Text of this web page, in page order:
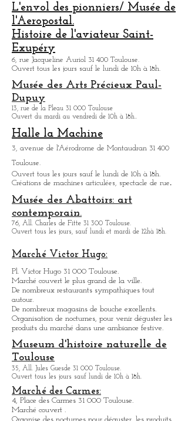
La Basilique funéraire de Saint-Pierre-
des-Cuisines:
12, place Saint-Pierre 31 000 Toulouse.
L'envol des pionniers/ Musée de
l'Aeropostal.
Histoire de l'aviateur Saint-
Exupéry
6, rue Jacqueline Auriol 31 400 Toulouse.
Ouvert tous les jours sauf le lundi de 10h à 18h.
Musée des Arts Précieux Paul-
Dupuy
13, rue de la Pleau 31 000 Toulouse
Ouvert du mardi au vendredi de 10h à 18h..
Halle la Machine
3, avenue de l'Aérodrome de Montaudran 31 400
Ouvert tous les jours sauf le lundi de 10h à 18h.
Créations de machines articulées, spectacle de rue
Musée des Abattoirs: art
76, All. Charles de Fitte 31 300 Toulouse.
Ouvert tous les jours, sauf lundi et mardi de 12hà 18h.
Marché Victor Hugo:
Pl. Victor Hugo 31 000 Toulouse.
Marché couvert le plus grand de la ville.
De nombreux restaurants sympathiquestout
autour.
De nombreux magasins de bouche excellents.
Organisation de nocturnes, pour venir déguster les
produits du marché dans une ambiance festive.
Museum d'histoire naturelle de
Toulouse
35, All. Jules Guesde 31 000 Toulouse.
Ouvert tous les jours sauf lundi de 10h à 18h.